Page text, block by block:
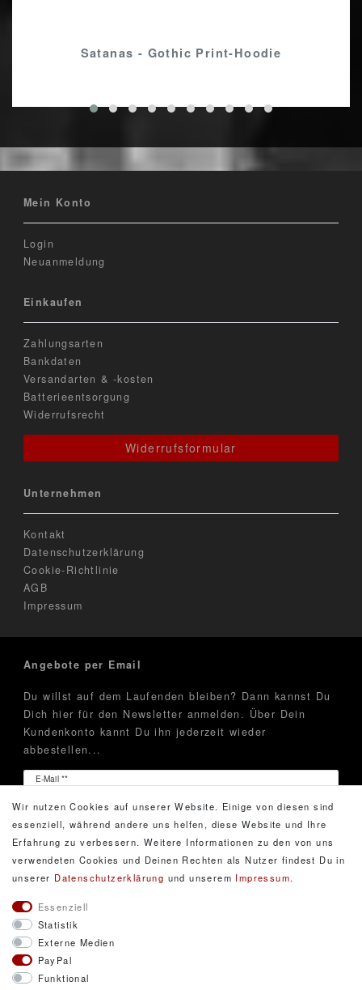
Satanas - Gothic Print-Hoodie
Mein Konto
Login
Neuanmeldung
Einkaufen
Zahlungsarten
Bankdaten
Versandarten & -kosten
Batterieentsorgung
Widerrufsrecht
Widerrufsformular
Unternehmen
Kontakt
Datenschutzerklärung
Cookie-Richtlinie
AGB
Impressum
Angebote per Email
Du willst auf dem Laufenden bleiben? Dann kannst Du
Dich hier für den Newsletter anmelden. Über Dein
Kundenkonto kannt Du ihn jederzeit wieder
abbestellen...
E-Mail **
Newsletter
Hiermit bestätige ich, dass ich die
Daten­schutz­erklärung
gelesen habe. Meine Einwilligung kann ich jederzeit
widerrufen.**
Wir nutzen Cookies auf unserer Website. Einige von diesen sind
essenziell, während andere uns helfen, diese Website und Ihre
Erfahrung zu verbessern. Weitere Informationen zu den von uns
verwendeten Cookies und Deinen Rechten als Nutzer findest Du in
unserer Daten­schutz­erklärung und unserem Impressum.
Essenziell
Statistik
Externe Medien
PayPal
Funktional